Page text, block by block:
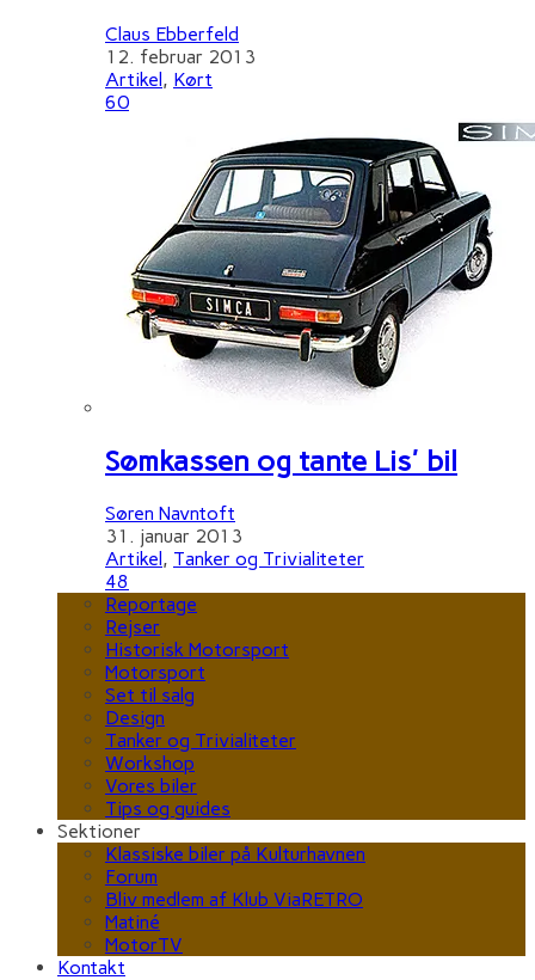
Claus Ebberfeld
12. februar 2013
Artikel, Kørt
60
Sømkassen og tante Lis' bil
Søren Navntoft
31. januar 2013
Artikel, Tanker og Trivialiteter
48
Reportage
Rejser
Historisk Motorsport
Motorsport
Set til salg
Design
Tanker og Trivialiteter
Workshop
Vores biler
Tips og guides
Sektioner
Klassiske biler på Kulturhavnen
Forum
Bliv medlem af Klub ViaRETRO
Matiné
MotorTV
Kontakt